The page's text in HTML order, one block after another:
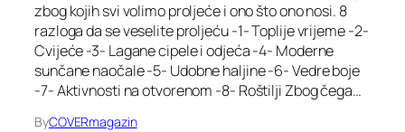
zbog kojih svi volimo proljeće i ono što ono nosi. 8
razloga da se veselite proljeću -1- Toplije vrijeme -2-
Cvijeće -3- Lagane cipele i odjeća -4- Moderne
sunčane naočale -5- Udobne haljine -6- Vedre boje
-7- Aktivnosti na otvorenom -8- Roštilji Zbog čega…
ByCOVERmagazin